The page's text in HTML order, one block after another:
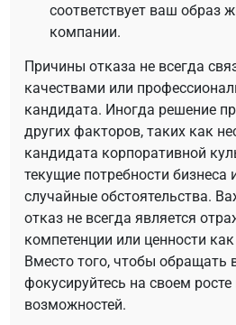
соответствует ваш образ
компании.
Причины отказа не всегда
качествами или
кандидата. Иногда решение
других факторов, таких как
кандидата корпоративной
текущие потребности бизнеса
случайные обстоятельства.
отказ не всегда является
компетенции или ценности
Вместо того, чтобы обращать
фокусируйтесь на своем
возможностей.